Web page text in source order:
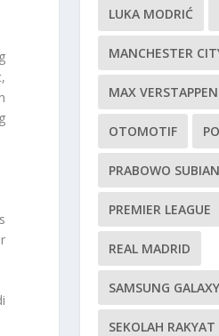
LUKA MODRIĆ
MANCHESTER
MAX VERSTAPPEN
OTOMOTIF
PRABOWO
PREMIER LEAGUE
REAL MADRID
SAMSUNG
SEKOLAH RAKYAT